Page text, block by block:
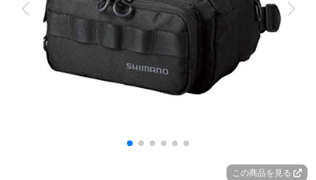
この商品を見る